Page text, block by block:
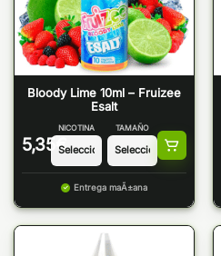
Bloody Lime 10ml – Fruizee
Esalt
5,35 €
NICOTINA TAMAÑO
Entrega maÃ±ana